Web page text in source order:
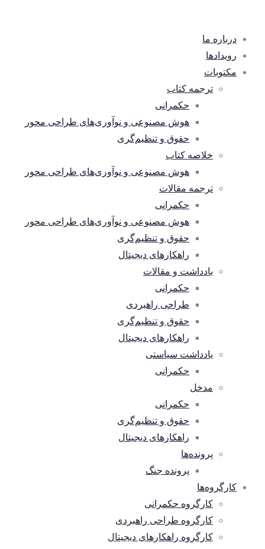
درباره ما
رویدادها
مکتوبات
ترجمه کتاب
حکمرانی
هوش مصنوعی و نوآوری‌های طراحی محور
حقوق و تنظیم‌گری
خلاصه کتاب
هوش مصنوعی و نوآوری‌های طراحی محور
ترجمه مقالات
حکمرانی
هوش مصنوعی و نوآوری‌های طراحی محور
حقوق و تنظیم‌گری
راهکارهای دیجیتال
یادداشت و مقالات
حکمرانی
طراحی راهبردی
حقوق و تنظیم‌گری
راهکارهای دیجیتال
یادداشت سیاستی
حکمرانی
مدخل
حکمرانی
حقوق و تنظیم‌گری
راهکارهای دیجیتال
پرونده‌ها
پرونده جنگ
کارگروه‌ها
کارگروه حکمرانی
کارگروه طراحی راهبردی
کارگروه راهکارهای دیجیتال